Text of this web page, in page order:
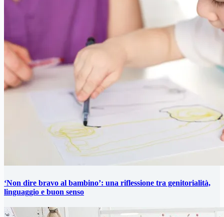
‘Non dire bravo al bambino’: una riflessione tra genitorialità,
linguaggio e buon senso